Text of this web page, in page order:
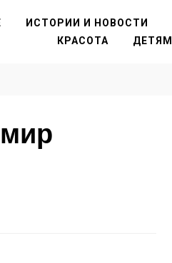
ИСТОРИИ И НОВОСТИ
КРАСОТА
ДЕТЯМ